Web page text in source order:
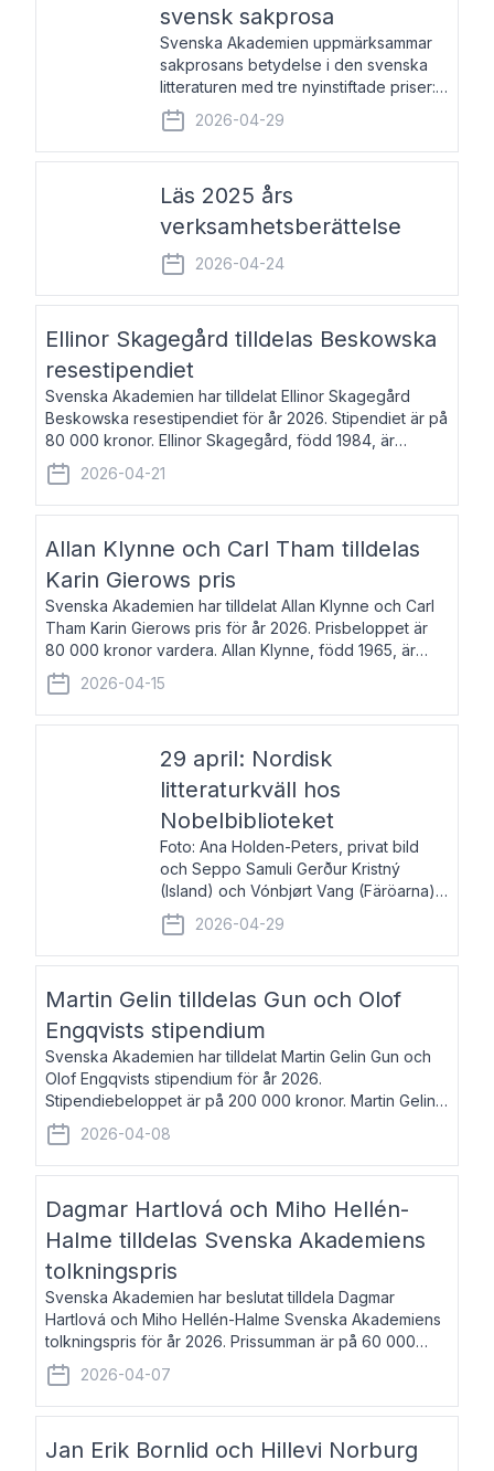
svensk sakprosa
Svenska Akademien uppmärksammar
sakprosans betydelse i den svenska
litteraturen med tre nyinstiftade priser:
Svenska Akademiens pris till
framstående författare av svensk
sakprosa som i år går till Magnus
2026-04-29
Läs 2025 års
verksamhetsberättelse
2026-04-24
Ellinor Skagegård tilldelas Beskowska
resestipendiet
Svenska Akademien har tilldelat Ellinor Skagegård
Beskowska resestipendiet för år 2026. Stipendiet är på
80 000 kronor. Ellinor Skagegård, född 1984, är
författare, journalist och musiker. Hon skriver
återkommande för Svenska Dagbladet, Ups
2026-04-21
Allan Klynne och Carl Tham tilldelas
Karin Gierows pris
Svenska Akademien har tilldelat Allan Klynne och Carl
Tham Karin Gierows pris för år 2026. Prisbeloppet är
80 000 kronor vardera. Allan Klynne, född 1965, är
arkeolog, författare, översättare och fil.dr i antikens
kultur och samhällsliv. Ut
2026-04-15
29 april: Nordisk
litteraturkväll hos
Nobelbiblioteket
Foto: Ana Holden-Peters, privat bild
och Seppo Samuli Gerður Kristný
(Island) och Vónbjørt Vang (Färöarna)
läser ur sina verk och samtalar med
John Swedenmark. De läser upp på
färöiska, isländska och svenska och
2026-04-29
Martin Gelin tilldelas Gun och Olof
Engqvists stipendium
Svenska Akademien har tilldelat Martin Gelin Gun och
Olof Engqvists stipendium för år 2026.
Stipendiebeloppet är på 200 000 kronor. Martin Gelin,
född 1978, är journalist och författare. Han lever
numera i Paris men var under många år bosat
2026-04-08
Dagmar Hartlová och Miho Hellén-
Halme tilldelas Svenska Akademiens
tolkningspris
Svenska Akademien har beslutat tilldela Dagmar
Hartlová och Miho Hellén-Halme Svenska Akademiens
tolkningspris för år 2026. Prissumman är på 60 000
kronor var. Dagmar Hartlová, född 1951, översätter
huvudsakligen från svenska till tjeckiska
2026-04-07
Jan Erik Bornlid och Hillevi Norburg